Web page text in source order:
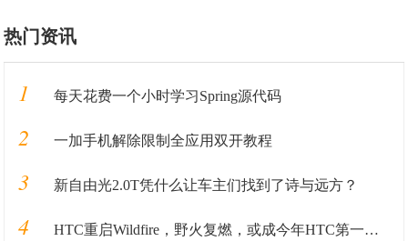
热门资讯
1 每天花费一个小时学习Spring源代码
2 一加手机解除限制全应用双开教程
3 新自由光2.0T凭什么让车主们找到了诗与远方？
4 HTC重启Wildfire，野火复燃，或成今年HTC第一部新机